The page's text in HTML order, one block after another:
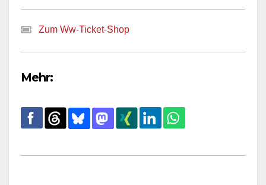
Zum Ww-Ticket-Shop
Mehr: